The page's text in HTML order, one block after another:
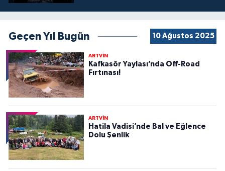
Geçen Yıl Bugün 10 Ağustos 2025
ARTVİN
Kafkasör Yaylası’nda Off-Road
Fırtınası!
ARTVİN
Hatila Vadisi’nde Bal ve Eğlence
Dolu Şenlik